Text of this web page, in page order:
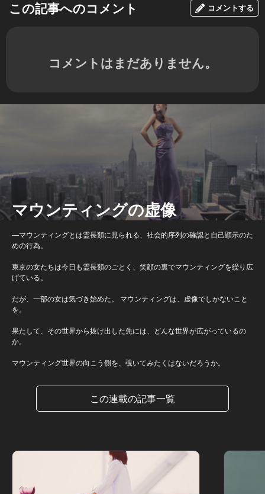
この記事へのコメント コメントする
コメントはまだありません。
マウンティングの虚像
―マウンティングとは霊長類に見られる、社会的序列の確認と自己顕示のた
めの行為。
東京の女たちは今日も霊長類のごとく、笑顔の裏でマウンティングを繰り広
げている。
だが、一部の女は気づき始めた。 マウンティングは、虚像でしかないこと
を。
果たして、その世界から抜け出した先には、どんな世界が広がっているの
か。
マウンティング世界の向こう側を、覗いてみたくはないだろうか。
この連載の記事一覧